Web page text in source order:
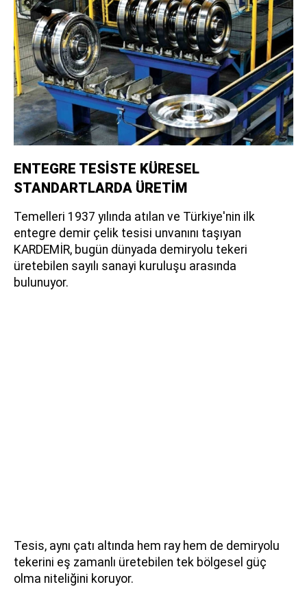
ENTEGRE TESİSTE KÜRESEL
STANDARTLARDA ÜRETİM
Temelleri 1937 yılında atılan ve Türkiye'nin ilk
entegre demir çelik tesisi unvanını taşıyan
KARDEMİR, bugün dünyada demiryolu tekeri
üretebilen sayılı sanayi kuruluşu arasında
bulunuyor.
Tesis, aynı çatı altında hem ray hem de demiryolu
tekerini eş zamanlı üretebilen tek bölgesel güç
olma niteliğini koruyor.